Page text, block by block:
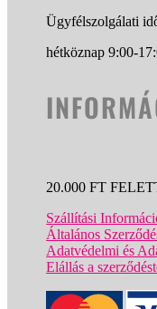
Ügyfélszolgálati
hétköznap 9:00-
20.000 FT
Szállítási
Általános
Adatvédelmi és
Elállás a